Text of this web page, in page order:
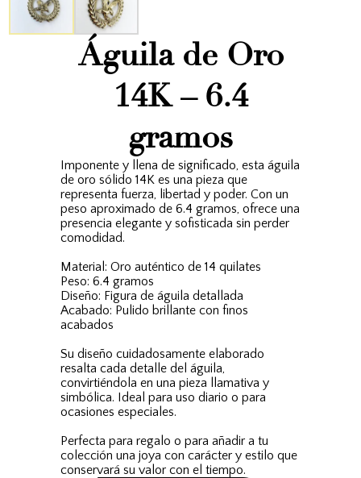
Águila de Oro
14K – 6.4
gramos
Imponente y llena de significado, esta águila
de oro sólido 14K es una pieza que
representa fuerza, libertad y poder. Con un
peso aproximado de 6.4 gramos, ofrece una
presencia elegante y sofisticada sin perder
comodidad.
Material: Oro auténtico de 14 quilates
Peso: 6.4 gramos
Diseño: Figura de águila detallada
Acabado: Pulido brillante con finos
acabados
Su diseño cuidadosamente elaborado
resalta cada detalle del águila,
convirtiéndola en una pieza llamativa y
simbólica. Ideal para uso diario o para
ocasiones especiales.
Perfecta para regalo o para añadir a tu
colección una joya con carácter y estilo que
conservará su valor con el tiempo.